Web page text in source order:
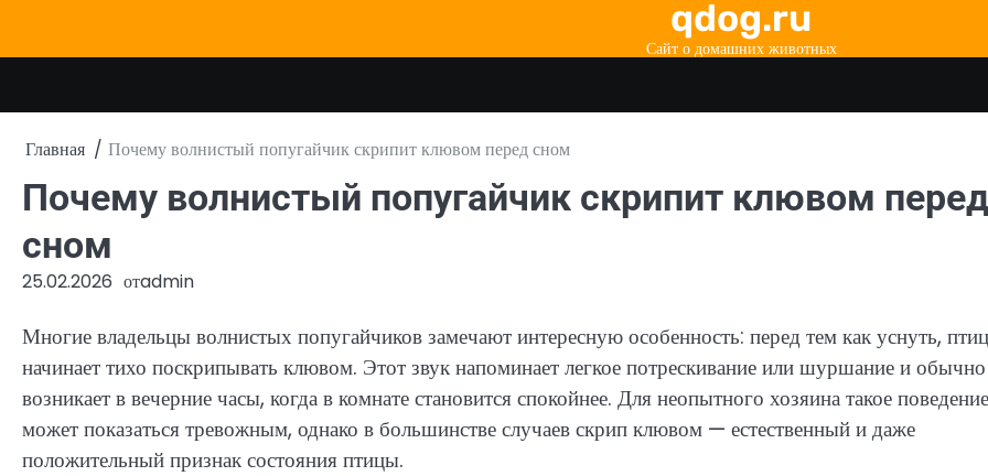
содержимому
qdog.ru
Сайт о домашних животных
Главная Почему волнистый попугайчик скрипит клювом перед сном
Почему волнистый попугайчик скрипит клювом перед
сном
25.02.2026 отadmin
Многие владельцы волнистых попугайчиков замечают интересную особенность: перед тем как уснуть,
начинает тихо поскрипывать клювом. Этот звук напоминает легкое потрескивание или шуршание и обычно
возникает в вечерние часы, когда в комнате становится спокойнее. Для неопытного хозяина такое поведение
может показаться тревожным, однако в большинстве случаев скрип клювом — естественный и даже
положительный признак состояния птицы.